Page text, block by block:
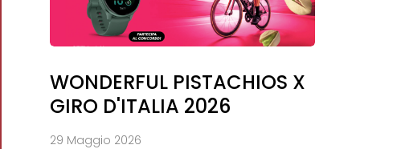
WONDERFUL PISTACHIOS X
GIRO D'ITALIA 2026
29 Maggio 2026